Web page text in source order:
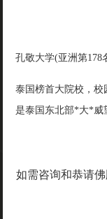
孔敬大学(亚洲第178
泰国榜首大院校，校
是泰国东北部*大*威
如需咨询和恭请